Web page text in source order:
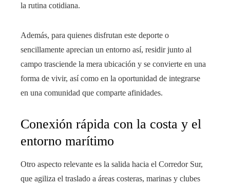
la rutina cotidiana.
Además, para quienes disfrutan este deporte o
sencillamente aprecian un entorno así, residir junto al
campo trasciende la mera ubicación y se convierte en una
forma de vivir, así como en la oportunidad de integrarse
en una comunidad que comparte afinidades.
Conexión rápida con la costa y el
entorno marítimo
Otro aspecto relevante es la salida hacia el Corredor Sur,
que agiliza el traslado a áreas costeras, marinas y clubes